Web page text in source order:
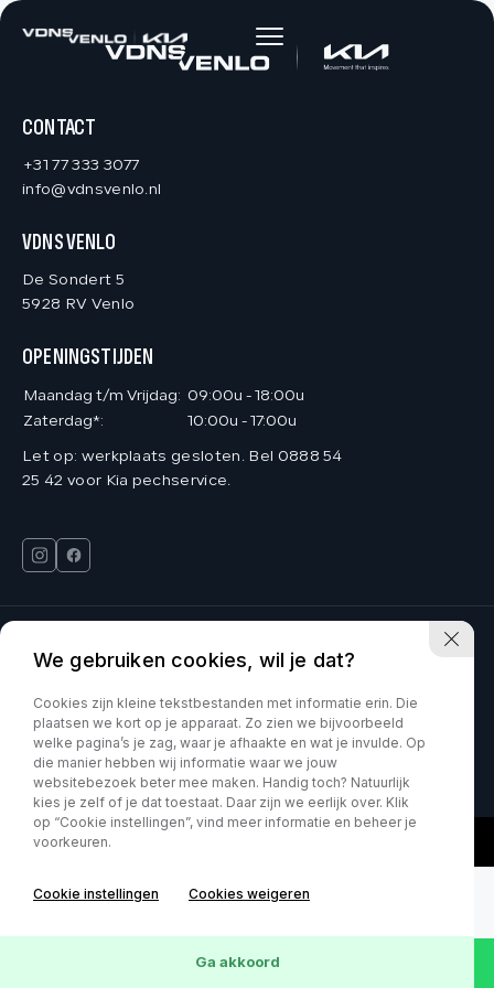
HOME
AANBOD
DIENSTEN
VACATURES
VERKOCHT
CONTACT
CONTACT
+31 77 333 3077
info@vdnsvenlo.nl
VDNS VENLO
De Sondert 5
5928 RV Venlo
OPENINGSTIJDEN
Maandag t/m Vrijdag: 09:00u - 18:00u
Zaterdag*:
10:00u - 17:00u
Let op: werkplaats gesloten. Bel 0888 54
25 42 voor Kia pechservice.
Deinum Venlo is onderdeel van Kia VDNS
Car Movement is onderdeel van Kia VDNS
KVK : 60070897
We gebruiken cookies, wil je dat?
Cookies zijn kleine tekstbestanden met informatie erin. Die
plaatsen we kort op je apparaat. Zo zien we bijvoorbeeld
welke pagina’s je zag, waar je afhaakte en wat je invulde. Op
die manier hebben wij informatie waar we jouw
websitebezoek beter mee maken. Handig toch? Natuurlijk
kies je zelf of je dat toestaat. Daar zijn we eerlijk over. Klik
op “Cookie instellingen”, vind meer informatie en beheer je
voorkeuren.
Cookie instellingen Cookies weigeren
Ga akkoord